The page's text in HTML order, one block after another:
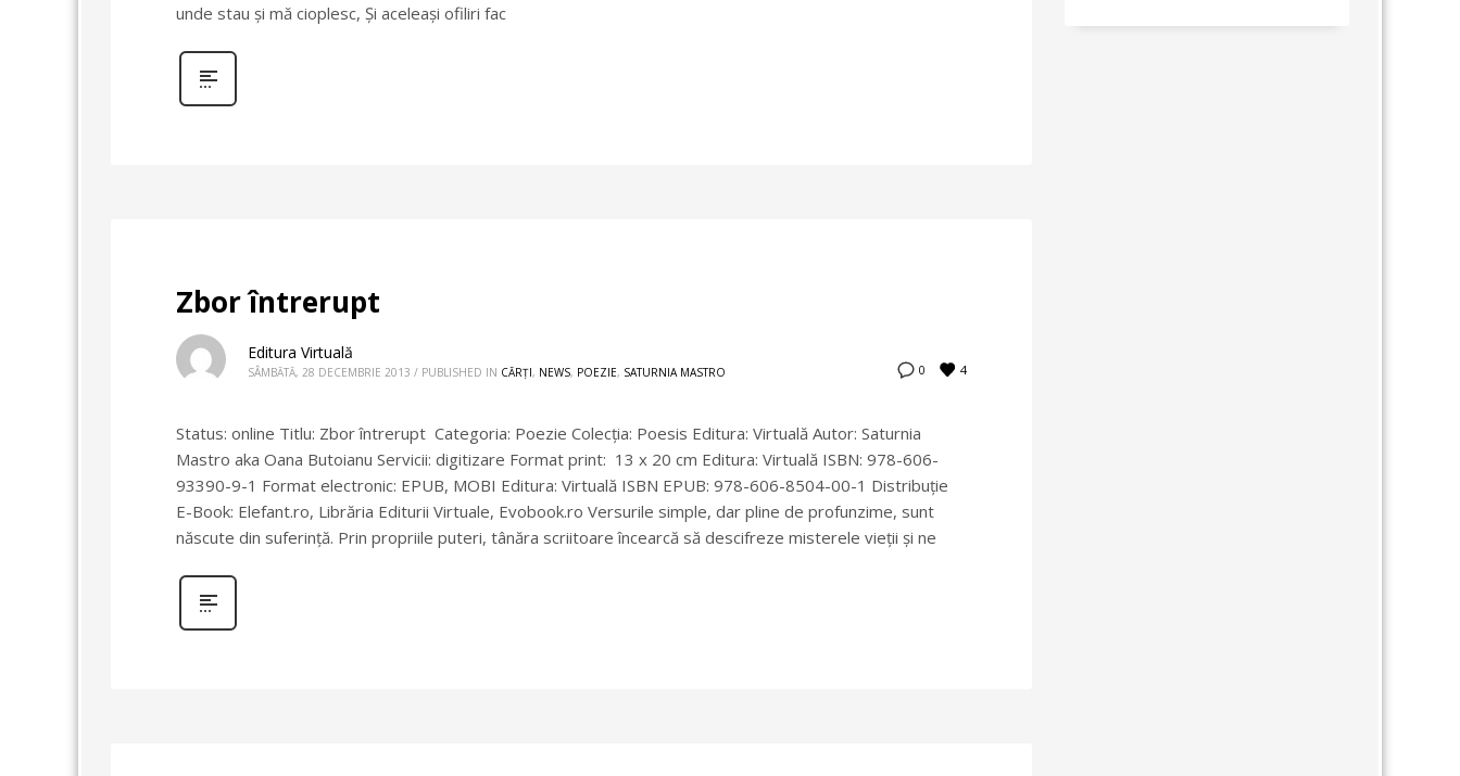
unde stau şi mă cioplesc, Şi aceleaşi ofiliri fac
Zbor întrerupt
0 4
Editura Virtuală
SÂMBĂTĂ, 28 DECEMBRIE 2013 / PUBLISHED IN CĂRȚI, NEWS, POEZIE, SATURNIA MASTRO
Status: online Titlu: Zbor întrerupt Categoria: Poezie Colecţia: Poesis Editura: Virtuală Autor: Saturnia
Mastro aka Oana Butoianu Servicii: digitizare Format print: 13 x 20 cm Editura: Virtuală ISBN: 978-606-
93390-9-1 Format electronic: EPUB, MOBI Editura: Virtuală ISBN EPUB: 978-606-8504-00-1 Distribuție
E-Book: Elefant.ro, Librăria Editurii Virtuale, Evobook.ro Versurile simple, dar pline de profunzime, sunt
născute din suferință. Prin propriile puteri, tânăra scriitoare încearcă să descifreze misterele vieții și ne